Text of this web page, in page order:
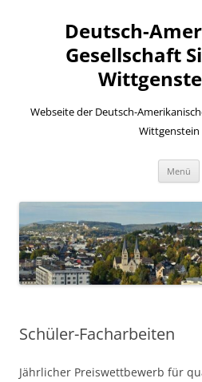
Deutsch-
Gesellschaft
Webseite der Deutsch-
Wittgenstein
Menü
Schüler-Facharbeiten
Jährlicher Preiswettbewerb für